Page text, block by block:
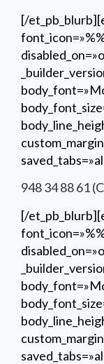
[/
948 34 88 61
[/